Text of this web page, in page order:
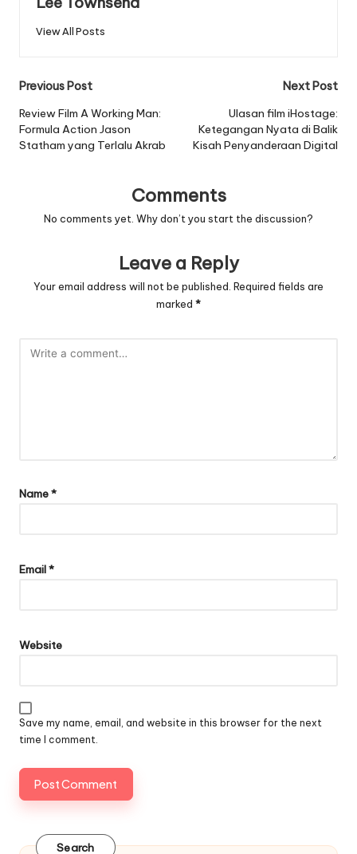
View All Posts
Post
navigation
Previous Post
Review Film A Working Man:
Formula Action Jason
Statham yang Terlalu Akrab
Next Post
Ulasan film iHostage:
Ketegangan Nyata di Balik
Kisah Penyanderaan Digital
Comments
No comments yet. Why don’t you start the discussion?
Leave a Reply
Your email address will not be published. Required fields are
marked *
Name*
Email*
Website
Save my name, email, and website in this browser for the next
time I comment.
Search